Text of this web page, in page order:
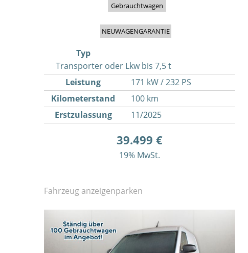
Gebrauchtwagen
NEUWAGENGARANTIE
Typ
Transporter oder Lkw bis 7,5 t
Leistung
171 kW / 232 PS
Kilometerstand
100 km
Erstzulassung
11/2025
39.499 €
19% MwSt.
Fahrzeug anzeigenparken